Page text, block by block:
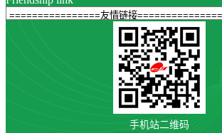
手机站二维码